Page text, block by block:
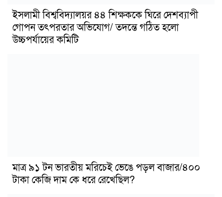
ইসলামী বিশ্ববিদ্যালয়র ৪৪ শিক্ষককে ঘিরে দেশব্যাপী
গোপন তৎপরতার অভিযোগ/ তদন্তে গঠিত হলো
উচ্চপর্যায়ের কমিটি
মাত্র ৯১ টন ভারতীয় মরিচেই ভেঙে পড়ল বাজার/৪০০
টাকা কেজি দাম কে ধরে রেখেছিল?